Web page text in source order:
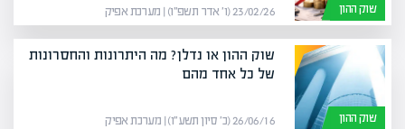
שוק ההון 23/02/26 (ו׳ אדר תשפ״ו) | מערכת אפיק
שוק ההון
שוק ההון או נדלן? מה היתרונות והחסרונות
של כל אחד מהם
26/06/16 (כ׳ סיון תשע״ו) | מערכת אפיק